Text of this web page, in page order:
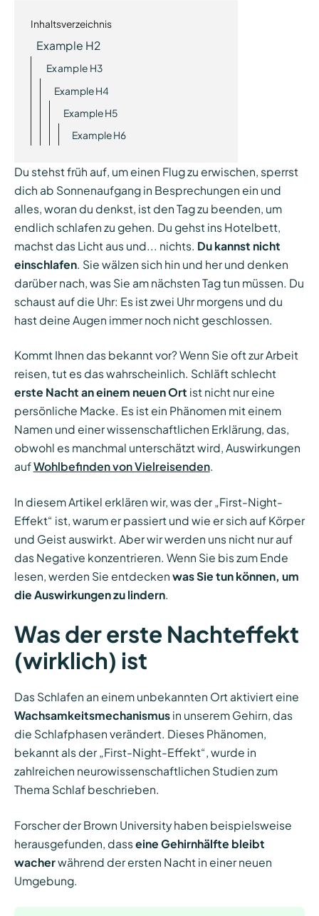
Inhaltsverzeichnis
Example H2
Example H3
Example H4
Example H5
Example H6
Du stehst früh auf, um einen Flug zu erwischen, sperrst
dich ab Sonnenaufgang in Besprechungen ein und
alles, woran du denkst, ist den Tag zu beenden, um
endlich schlafen zu gehen. Du gehst ins Hotelbett,
machst das Licht aus und... nichts. Du kannst nicht
einschlafen. Sie wälzen sich hin und her und denken
darüber nach, was Sie am nächsten Tag tun müssen. Du
schaust auf die Uhr: Es ist zwei Uhr morgens und du
hast deine Augen immer noch nicht geschlossen.
Kommt Ihnen das bekannt vor? Wenn Sie oft zur Arbeit
reisen, tut es das wahrscheinlich. Schläft schlecht
erste Nacht an einem neuen Ort ist nicht nur eine
persönliche Macke. Es ist ein Phänomen mit einem
Namen und einer wissenschaftlichen Erklärung, das,
obwohl es manchmal unterschätzt wird, Auswirkungen
aufWohlbefinden von Vielreisenden.
In diesem Artikel erklären wir, was der „First-Night-
Effekt“ ist, warum er passiert und wie er sich auf Körper
und Geist auswirkt. Aber wir werden uns nicht nur auf
das Negative konzentrieren. Wenn Sie bis zum Ende
lesen, werden Sie entdecken was Sie tun können, um
die Auswirkungen zu lindern.
Was der erste Nachteffekt
(wirklich) ist
Das Schlafen an einem unbekannten Ort aktiviert eine
Wachsamkeitsmechanismusin unserem Gehirn, das
die Schlafphasen verändert. Dieses Phänomen,
bekannt als der „First-Night-Effekt“, wurde in
zahlreichen neurowissenschaftlichen Studien zum
Thema Schlaf beschrieben.
Forscher der Brown University haben beispielsweise
herausgefunden, dass eine Gehirnhälfte bleibt
wacherwährend der ersten Nacht in einer neuen
Umgebung.